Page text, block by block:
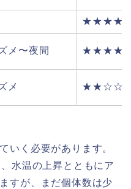
メ〜夜間
メ
いく必要があります。
水温の上昇とともにア
すが、まだ個体数は少